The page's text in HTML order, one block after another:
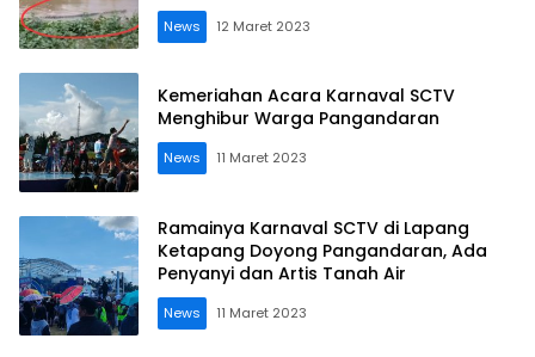
News 12 Maret 2023
Kemeriahan Acara Karnaval SCTV
Menghibur Warga Pangandaran
News 11 Maret 2023
Ramainya Karnaval SCTV di Lapang
Ketapang Doyong Pangandaran, Ada
Penyanyi dan Artis Tanah Air
News 11 Maret 2023